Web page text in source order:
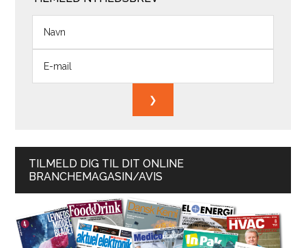
TILMELD DIG TIL DIT ONLINE
BRANCHEMAGASIN/AVIS